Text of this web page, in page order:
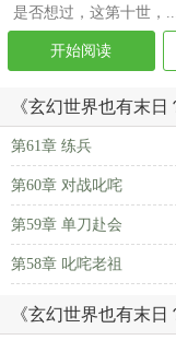
是否想过，这第十世，
开始阅读
《玄幻世界也有末
第61章 练兵
第60章 对战叱咤
第59章 单刀赴会
第58章 叱咤老祖
《玄幻世界也有末日